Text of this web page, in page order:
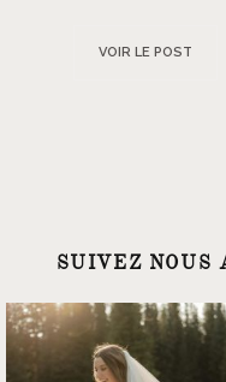
VOIR LE POST
SUIVEZ NOUS